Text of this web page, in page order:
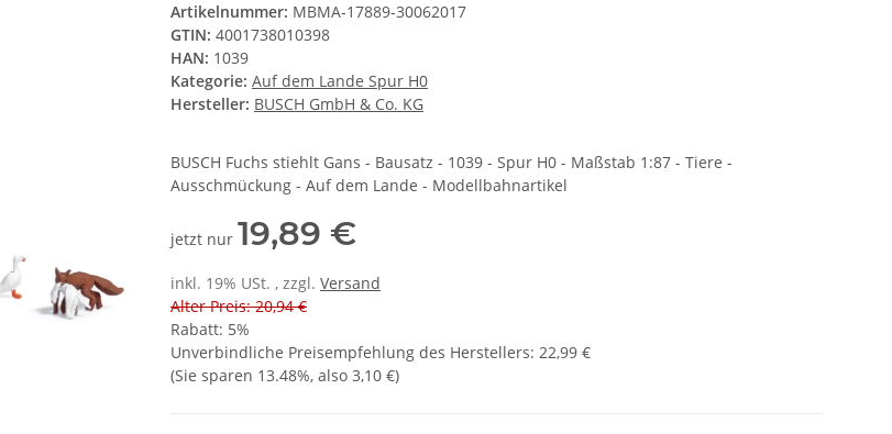
Artikelnummer: MBMA-17889-30062017
GTIN: 4001738010398
HAN: 1039
Kategorie: Auf dem Lande Spur H0
Hersteller: BUSCH GmbH & Co. KG
BUSCH Fuchs stiehlt Gans - Bausatz - 1039 - Spur H0 - Maßstab 1:87 - Tiere -
Ausschmückung - Auf dem Lande - Modellbahnartikel
jetzt nur 19,89 €
inkl. 19% USt. , zzgl. Versand
Alter Preis: 20,94 €
Rabatt: 5%
Unverbindliche Preisempfehlung des Herstellers: 22,99 €
(Sie sparen 13.48%, also 3,10 €)